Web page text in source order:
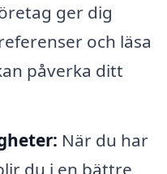
ger dig
och läsa
påverka ditt
När du har
du i en bättre